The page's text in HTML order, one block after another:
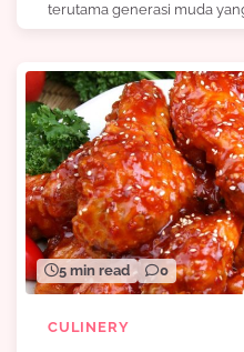
terutama generasi muda
5 min read 0
CULINERY